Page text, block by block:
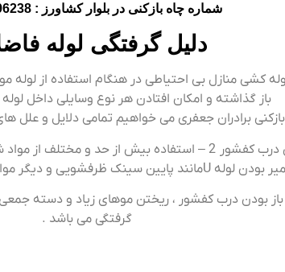
شماره چاه بازکنی در بلوار کشاورز : 09190596238
دلیل گرفتگی لوله
کشی منازل بی احتیاطی در هنگام استفاده از لوله
باز گذاشته و امکان افتادن هر نوع وسایلی داخل
برادران جعفری می خواهیم تمامی دلایل و علل
بودن درب کفشور ، ریختن موهای زیاد و دسته جمعی
گرفتگی می باشد .